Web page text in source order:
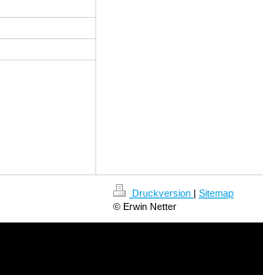
Druckversion
Sitemap
© Erwin Netter